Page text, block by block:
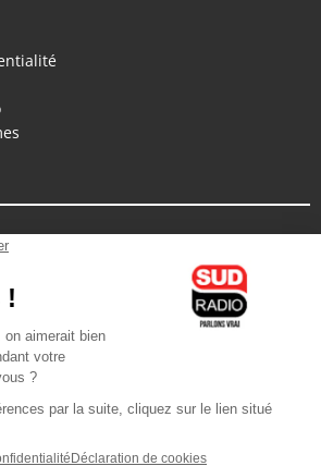
/ Android
l'application